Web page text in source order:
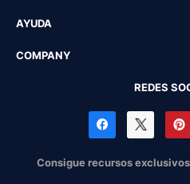
AYUDA
COMPANY
REDES
Consigue recursos